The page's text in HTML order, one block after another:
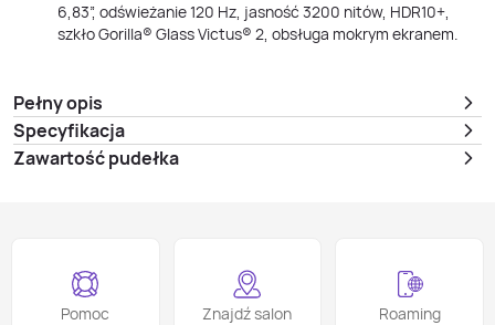
6,83”, odświeżanie 120 Hz, jasność 3200 nitów, HDR10+,
szkło Gorilla® Glass Victus® 2, obsługa mokrym ekranem.
Pełny opis
Specyfikacja
Zawartość pudełka
Pomoc Znajdź salon Roaming